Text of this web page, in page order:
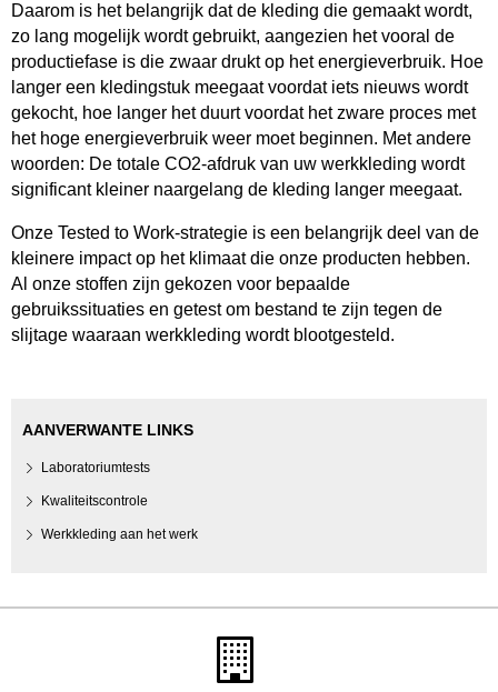
Daarom is het belangrijk dat de kleding die gemaakt wordt,
zo lang mogelijk wordt gebruikt, aangezien het vooral de
productiefase is die zwaar drukt op het energieverbruik. Hoe
langer een kledingstuk meegaat voordat iets nieuws wordt
gekocht, hoe langer het duurt voordat het zware proces met
het hoge energieverbruik weer moet beginnen. Met andere
woorden: De totale CO2-afdruk van uw werkkleding wordt
significant kleiner naargelang de kleding langer meegaat.
Onze Tested to Work-strategie is een belangrijk deel van de
kleinere impact op het klimaat die onze producten hebben.
Al onze stoffen zijn gekozen voor bepaalde
gebruikssituaties en getest om bestand te zijn tegen de
slijtage waaraan werkkleding wordt blootgesteld.
AANVERWANTE LINKS
Laboratoriumtests
Kwaliteitscontrole
Werkkleding aan het werk